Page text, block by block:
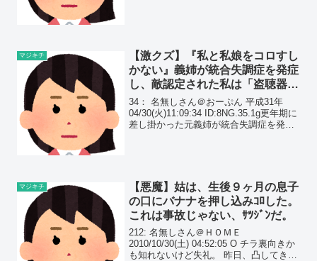
マジキチ
【激クズ】『私と私娘をコロすし
かない』義姉が統合失調症を発症
し、敵認定された私は「盗聴器を
仕掛けた犯人」と決めつけられ…
34： 名無しさん＠おーぷん 平成31年
04/30(火)11:09:34 ID:8NG.35.1g更年期に
差し掛かった元義姉が統合失調症を発症
マジキチ
【悪魔】姑は、生後９ヶ月の息子
の口にバナナを押し込みｺﾛした。
これは事故じゃない、ｻﾂｼﾞﾝだ。
212: 名無しさん＠ＨＯＭＥ
2010/10/30(土) 04:52:05 O チラ裏向きか
も知れないけど失礼。 昨日、凸してきた